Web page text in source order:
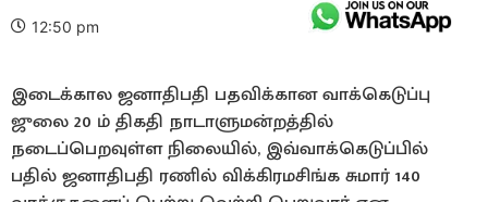
12:50 pm
இடைக்கால ஜனாதிபதி பதவிக்கான வாக்கெடுப்பு
ஜுலை 20 ம் திகதி நாடாளுமன்றத்தில்
நடைப்பெறவுள்ள நிலையில், இவ்வாக்கெடுப்பில்
பதில் ஜனாதிபதி ரணில் விக்கிரமசிங்க சுமார் 140